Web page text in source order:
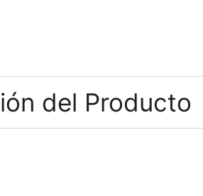
del Producto